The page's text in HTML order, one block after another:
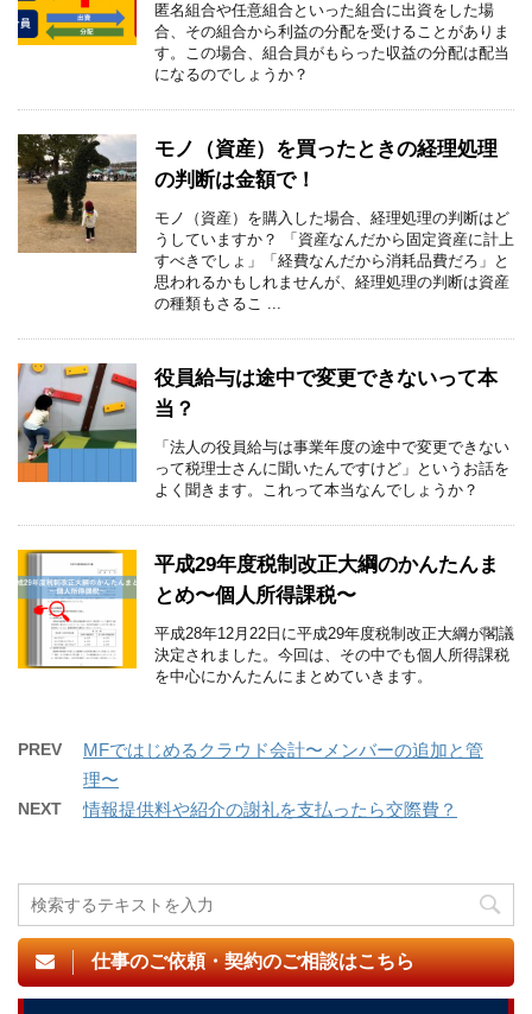
匿名組合や任意組合といった組合に出資をした場
合、その組合から利益の分配を受けることがありま
す。この場合、組合員がもらった収益の分配は配当
になるのでしょうか？
モノ（資産）を買ったときの経理処理
の判断は金額で！
モノ（資産）を購入した場合、経理処理の判断はど
うしていますか？ 「資産なんだから固定資産に計上
すべきでしょ」「経費なんだから消耗品費だろ」と
思われるかもしれませんが、経理処理の判断は資産
の種類もさるこ ...
役員給与は途中で変更できないって本
当？
「法人の役員給与は事業年度の途中で変更できない
って税理士さんに聞いたんですけど」というお話を
よく聞きます。これって本当なんでしょうか？
平成29年度税制改正大綱のかんたんま
とめ〜個人所得課税〜
平成28年12月22日に平成29年度税制改正大綱が閣議
決定されました。今回は、その中でも個人所得課税
を中心にかんたんにまとめていきます。
PREV
MFではじめるクラウド会計〜メンバーの追加と管
理〜
NEXT 情報提供料や紹介の謝礼を支払ったら交際費？
仕事のご依頼・契約のご相談はこちら